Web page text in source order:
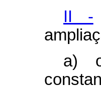
II -
a)